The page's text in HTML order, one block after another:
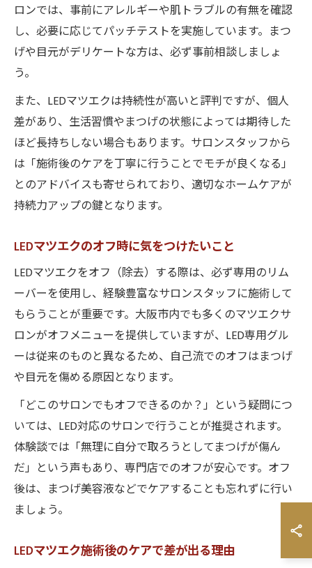
ロンでは、事前にアレルギーや肌トラブルの有無を確認
し、必要に応じてパッチテストを実施しています。まつ
げや目元がデリケートな方は、必ず事前相談しましょ
う。
また、LEDマツエクは持続性が高いと評判ですが、個人
差があり、生活習慣やまつげの状態によっては期待した
ほど長持ちしない場合もあります。サロンスタッフから
は「施術後のケアを丁寧に行うことでモチが良くなる」
とのアドバイスも寄せられており、適切なホームケアが
持続力アップの鍵となります。
LEDマツエクのオフ時に気をつけたいこと
LEDマツエクをオフ（除去）する際は、必ず専用のリム
ーバーを使用し、経験豊富なサロンスタッフに施術して
もらうことが重要です。大阪市内でも多くのマツエクサ
ロンがオフメニューを提供していますが、LED専用グル
ーは従来のものと異なるため、自己流でのオフはまつげ
や目元を傷める原因となります。
「どこのサロンでもオフできるのか？」という疑問につ
いては、LED対応のサロンで行うことが推奨されます。
体験談では「無理に自分で取ろうとしてまつげが傷ん
だ」という声もあり、専門店でのオフが安心です。オフ
後は、まつげ美容液などでケアすることも忘れずに行い
ましょう。
LEDマツエク施術後のケアで差が出る理由